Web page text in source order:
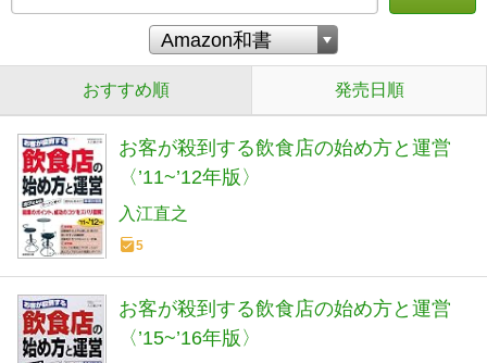
おすすめ順 発売日順
お客が殺到する飲食店の始め方と運営
〈’11~’12年版〉
入江直之
5
お客が殺到する飲食店の始め方と運営
〈’15~’16年版〉